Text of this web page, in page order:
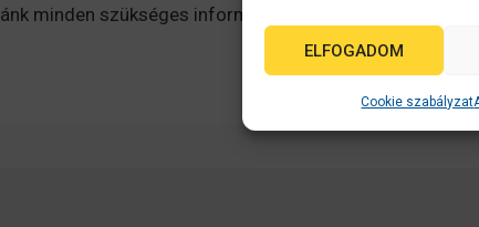
ELFOGADOM
Cookie szabályzat
minden szükséges információval ellátja és Ön dönt.